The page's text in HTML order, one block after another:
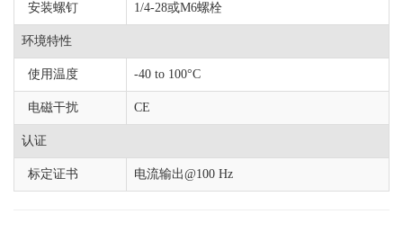
安装螺钉 1/4-28或M6螺栓
环境特性
使用温度 -40 to 100°C
电磁干扰 CE
认证
标定证书 电流输出@100 Hz